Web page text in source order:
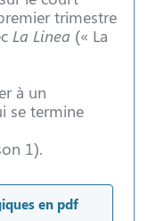
trimestre
La Linea (« La
à un
se termine
1).
en pdf